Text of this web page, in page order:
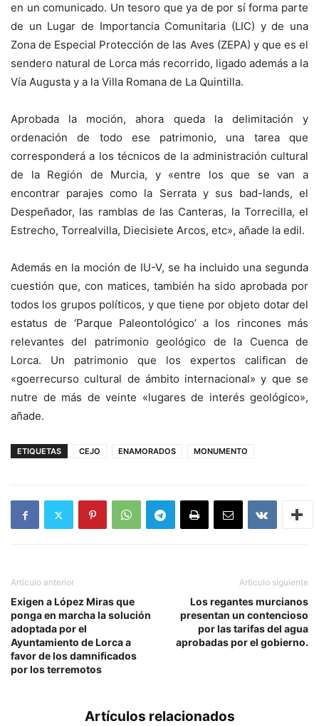
en un comunicado. Un tesoro que ya de por sí forma parte
de un Lugar de Importancia Comunitaria (LIC) y de una
Zona de Especial Protección de las Aves (ZEPA) y que es el
sendero natural de Lorca más recorrido, ligado además a la
Vía Augusta y a la Villa Romana de La Quintilla.
Aprobada la moción, ahora queda la delimitación y
ordenación de todo ese patrimonio, una tarea que
corresponderá a los técnicos de la administración cultural
de la Región de Murcia, y «entre los que se van a
encontrar parajes como la Serrata y sus bad-lands, el
Despeñador, las ramblas de las Canteras, la Torrecilla, el
Estrecho, Torrealvilla, Diecisiete Arcos, etc», añade la edil.
Además en la moción de IU-V, se ha incluido una segunda
cuestión que, con matices, también ha sido aprobada por
todos los grupos políticos, y que tiene por objeto dotar del
estatus de ‘Parque Paleontológico’ a los rincones más
relevantes del patrimonio geológico de la Cuenca de
Lorca. Un patrimonio que los expertos califican de
«goerrecurso cultural de ámbito internacional» y que se
nutre de más de veinte «lugares de interés geológico»,
añade.
ETIQUETAS CEJO ENAMORADOS MONUMENTO
Artículo anterior
Exigen a López Miras que
ponga en marcha la solución
adoptada por el
Ayuntamiento de Lorca a
favor de los damnificados
por los terremotos
Artículo siguiente
Los regantes murcianos
presentan un contencioso
por las tarifas del agua
aprobadas por el gobierno.
Artículos relacionados